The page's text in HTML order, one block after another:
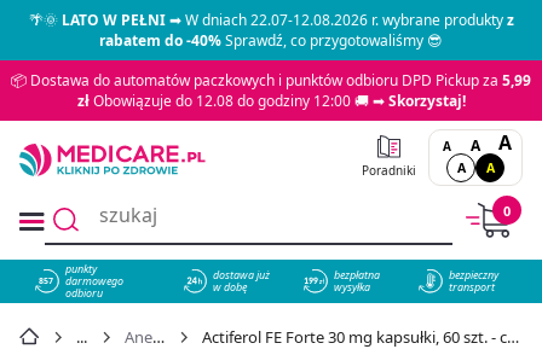
🌴🌞LATO W PEŁNI➡ W dniach 22.07-12.08.2026 r. wybrane produktyz
rabatem do -40%Sprawdź, co przygotowaliśmy 😎
📦 Dostawa do automatów paczkowych i punktów odbioru DPD Pickup za 5,99
złObowiązuje do 12.08 do godziny 12:00 🚚 ➡Skorzystaj!
Poradniki
A A A
A A
0
857
punkty
darmowego
odbioru
dostawa już
w dobę
bezpłatna
wysyłka
bezpieczny
transport
Anemia Actiferol FE Forte 30 mg kapsułki, 60 szt. - cena 43,89 zł